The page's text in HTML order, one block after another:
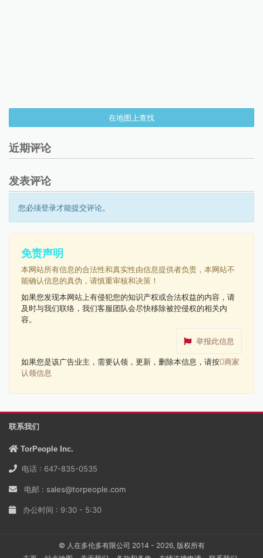
在地图上查找
近期评论
发表评论
您必须登录才能提交评论。
免责声明
本网站所有信息的合法性和真实性由信息提供者负责，本网站不
能确认信息的真伪，请慎重审核和决策！
如果您发现本网站上有侵犯您的知识产权或合法权益的内容，请
及时与我们联络，我们客服团队会尽快移除被控侵权的相关内
容。
举报此信息
如果您是该广告业主，需要认领，更新，删除本信息，请按 商家
认领信息
联系我们
TorPeople Inc.
电话 : 647-835-0535
电邮 : sales@torpeople.com
办公时间 : 9:30 - 5:30
© 人在多伦多有限公司 2014 - 2026, 版权所有